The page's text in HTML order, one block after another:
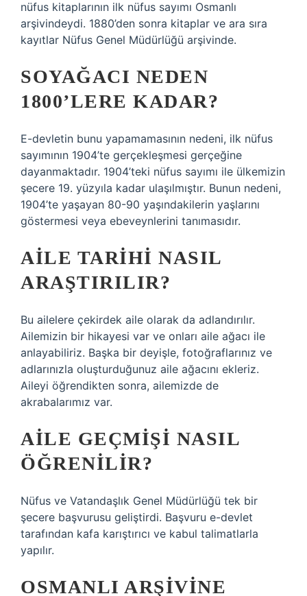
nüfus kitaplarının ilk nüfus sayımı Osmanlı
arşivindeydi. 1880’den sonra kitaplar ve ara sıra
kayıtlar Nüfus Genel Müdürlüğü arşivinde.
SOYAĞACI NEDEN
1800’LERE KADAR?
E-devletin bunu yapamamasının nedeni, ilk nüfus
sayımının 1904’te gerçekleşmesi gerçeğine
dayanmaktadır. 1904’teki nüfus sayımı ile ülkemizin
şecere 19. yüzyıla kadar ulaşılmıştır. Bunun nedeni,
1904’te yaşayan 80-90 yaşındakilerin yaşlarını
göstermesi veya ebeveynlerini tanımasıdır.
AILE TARIHI NASIL
ARAŞTIRILIR?
Bu ailelere çekirdek aile olarak da adlandırılır.
Ailemizin bir hikayesi var ve onları aile ağacı ile
anlayabiliriz. Başka bir deyişle, fotoğraflarınız ve
adlarınızla oluşturduğunuz aile ağacını ekleriz.
Aileyi öğrendikten sonra, ailemizde de
akrabalarımız var.
AILE GEÇMIŞI NASIL
ÖĞRENILIR?
Nüfus ve Vatandaşlık Genel Müdürlüğü tek bir
şecere başvurusu geliştirdi. Başvuru e-devlet
tarafından kafa karıştırıcı ve kabul talimatlarla
yapılır.
OSMANLI ARŞIVINE